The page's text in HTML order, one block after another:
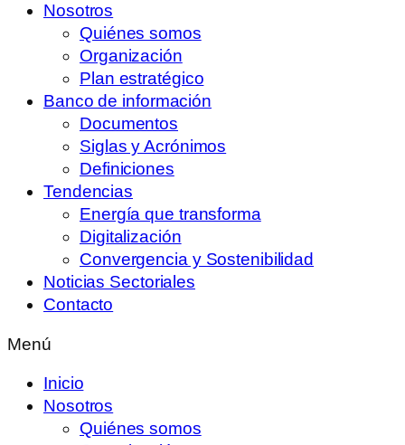
Nosotros
Quiénes somos
Organización
Plan estratégico
Banco de información
Documentos
Siglas y Acrónimos
Definiciones
Tendencias
Energía que transforma
Digitalización
Convergencia y Sostenibilidad
Noticias Sectoriales
Contacto
Menú
Inicio
Nosotros
Quiénes somos